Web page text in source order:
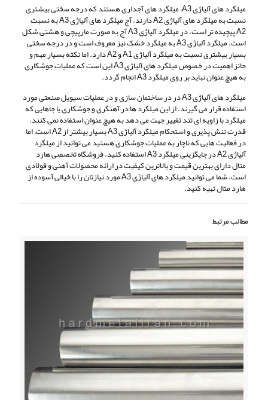
میلگرد های آلیاژی A3، میلگرد های آجداری هستند که درجه سختی بیشتری
نسبت به میلگرد های آلیاژی A2 دارند. آج میلگرد های آلیاژی A3 به نسبت
A2 پیچیده تر است. در میلگرد آلیاژی A3 آج به صورت مارپیچی و هشتی شکل
است. میلگرد آلیاژی A3 به میلگرد خشک نیز معروف است و در درجه سختی
بسیار بیشتری نسبت به میلگرد آلیاژی A1 و A2 دارد. اما نکته بسیار مهم و
حائز اهمیت در خصوص میلگرد های آلیاژی A3 این است که عملیات جوشکاری
به هیچ عنوان نباید بر روی میلگرد A3 انجام گردد.
میلگرد های آلیاژی A3 در در ساختمان سازی و در عملیات سیویل صنعتی مورد
استفاده قرار می گیرند. از این میلگرد ها در آهنگری و جوشکاری یا جاهایی که
میلگرد با زاویه ای تند تغییر جهت می دهد به هیچ عنوان استفاده نمی کنند.
قدرت تنش پذیری و استحکام میلگرد آلیاژی A3 بسیار بیشتر از A2 است، اما
در فعالیت هایی که ناچار به عملیات جوشکاری هستید می توانید از میلگرد
آلیاژی A2 در جایگزینی میلگرد A3 استفاده کنید. فروشگاه تخصصی هارد
متال دارای بهترین قیمت و بالاترین کیفیت در ارائه محصولات آهنی و فولادی
است. شما می توانید میلگرد های آلیاژی A3 مورد نیازتان را با خیالی آسوده از
هارد متال تهیه کنید.
مطالب مرتبط